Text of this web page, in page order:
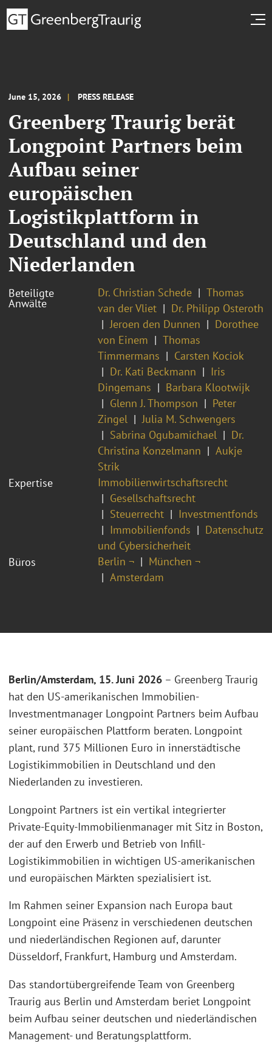
June 15, 2026 PRESS RELEASE
Greenberg Traurig berät
Longpoint Partners beim
Aufbau seiner
europäischen
Logistikplattform in
Deutschland und den
Niederlanden
Beteiligte
Anwälte
Dr. Christian Schede
Thomas
van der Vliet
Dr. Philipp Osteroth
Jeroen den Dunnen
Dorothee
von Einem
Thomas
Timmermans
Carsten Kociok
Dr. Kati Beckmann
Iris
Dingemans
Barbara Klootwijk
Glenn J. Thompson
Peter
Zingel
Julia M. Schwengers
Sabrina Ogubamichael
Dr.
Christina Konzelmann
Aukje
Strik
Expertise
Immobilienwirtschaftsrecht
Gesellschaftsrecht
Steuerrecht
Investmentfonds
Immobilienfonds
Datenschutz
und Cybersicherheit
Büros
Berlin ¬
München ¬
Amsterdam
Berlin/Amsterdam, 15. Juni 2026 – Greenberg Traurig
hat den US-amerikanischen Immobilien-
Investmentmanager Longpoint Partners beim Aufbau
seiner europäischen Plattform beraten. Longpoint
plant, rund 375 Millionen Euro in innerstädtische
Logistikimmobilien in Deutschland und den
Niederlanden zu investieren.
Longpoint Partners ist ein vertikal integrierter
Private-Equity-Immobilienmanager mit Sitz in Boston,
der auf den Erwerb und Betrieb von Infill-
Logistikimmobilien in wichtigen US-amerikanischen
und europäischen Märkten spezialisiert ist.
Im Rahmen seiner Expansion nach Europa baut
Longpoint eine Präsenz in verschiedenen deutschen
und niederländischen Regionen auf, darunter
Düsseldorf, Frankfurt, Hamburg und Amsterdam.
Das standortübergreifende Team von Greenberg
Traurig aus Berlin und Amsterdam beriet Longpoint
beim Aufbau seiner deutschen und niederländischen
Management- und Beratungsplattform.